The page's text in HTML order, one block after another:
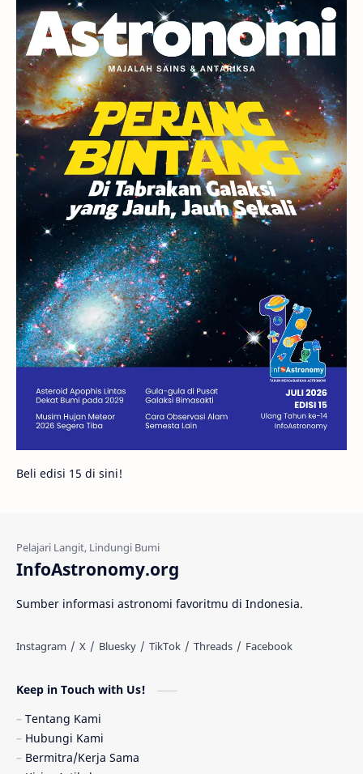
Planet Kerdil Bumi Pengetahuan
Berita Hujan Meteor Satelit Alami
Rasi Bintang Teleskop Saturnus
GBT 2018 UFO Advertorial
Astrofotografi
Stasiun Luar Angkasa Internasional
Gugus Bintang Menarik Dibaca
Venus Pluto Galaksi Kerdil
Gambar Harian Titan
Bintang Neutron Hubble Tips
Juno Bintang Biner
Fakta Galaksi Spiral
Gerhana Matahari
Quasar
Beli edisi 15 di sini!
InfoAstronomy.org
Sumber informasi astronomi favoritmu di Indonesia.
Keep in Touch with Us!
Tentang Kami
Hubungi Kami
Bermitra/Kerja Sama